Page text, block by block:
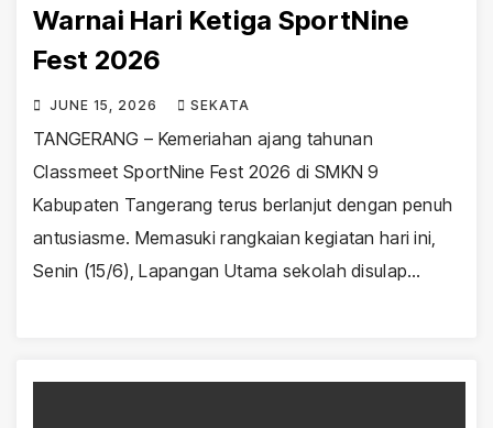
Warnai Hari Ketiga SportNine
Fest 2026
JUNE 15, 2026 SEKATA
TANGERANG – Kemeriahan ajang tahunan
Classmeet SportNine Fest 2026 di SMKN 9
Kabupaten Tangerang terus berlanjut dengan penuh
antusiasme. Memasuki rangkaian kegiatan hari ini,
Senin (15/6), Lapangan Utama sekolah disulap…